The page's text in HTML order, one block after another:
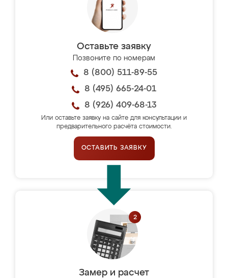
Оставьте заявку
Позвоните по номерам
8 (800) 511-89-55
8 (495) 665-24-01
8 (926) 409-68-13
Или оставьте заявку на сайте для консультации и
предварительного расчёта стоимости.
ОСТАВИТЬ ЗАЯВКУ
Замер и расчет